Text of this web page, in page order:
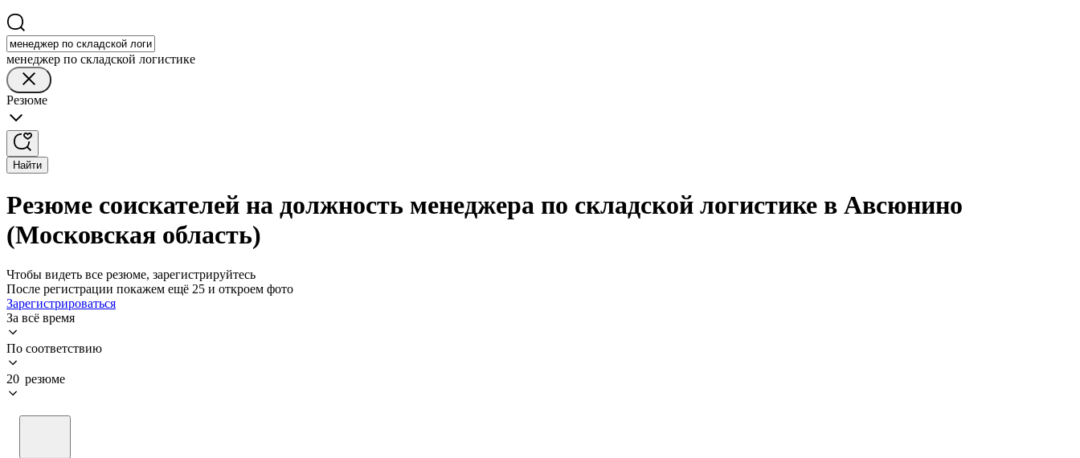
менеджер по складской логистике
Резюме
Найти
Резюме соискателей на должность менеджера по складской логистике в Авсюнино
(Московская область)
Чтобы видеть все резюме, зарегистрируйтесь
После регистрации покажем ещё 25 и откроем фото
Зарегистрироваться
За всё время
По соответствию
20 резюме